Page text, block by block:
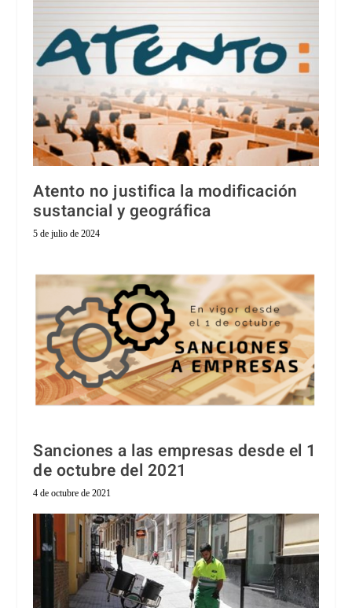
Atento no justifica la modificación
sustancial y geográfica
5 de julio de 2024
Sanciones a las empresas desde el 1
de octubre del 2021
4 de octubre de 2021